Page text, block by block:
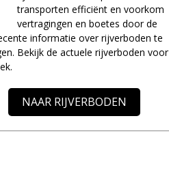
transporten efficiënt en voorkom
vertragingen en boetes door de
informatie over rijverboden te
Bekijk de actuele rijverboden voor
NAAR RIJVERBODEN